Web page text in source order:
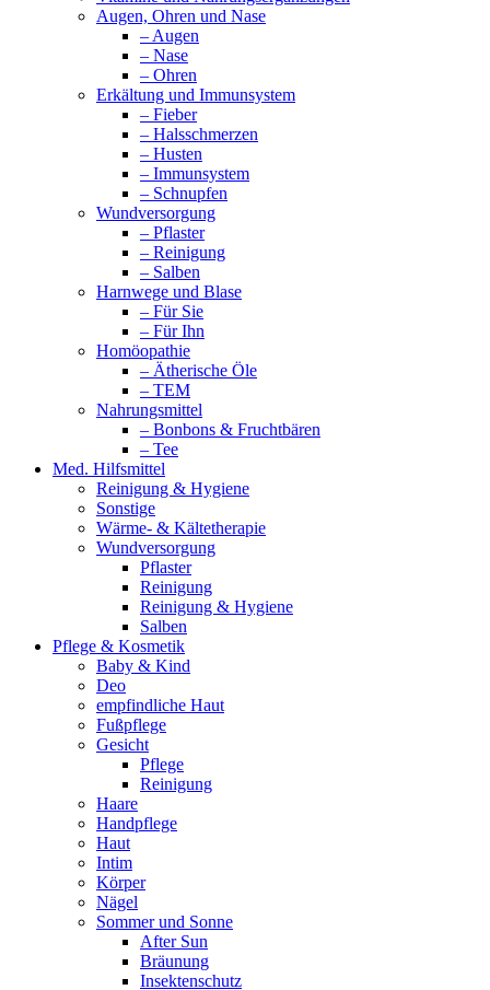
Augen, Ohren und Nase
– Augen
– Nase
– Ohren
Erkältung und Immunsystem
– Fieber
– Halsschmerzen
– Husten
– Immunsystem
– Schnupfen
Wundversorgung
– Pflaster
– Reinigung
– Salben
Harnwege und Blase
– Für Sie
– Für Ihn
Homöopathie
– Ätherische Öle
– TEM
Nahrungsmittel
– Bonbons & Fruchtbären
– Tee
Med. Hilfsmittel
Reinigung & Hygiene
Sonstige
Wärme- & Kältetherapie
Wundversorgung
Pflaster
Reinigung
Reinigung & Hygiene
Salben
Pflege & Kosmetik
Baby & Kind
Deo
empfindliche Haut
Fußpflege
Gesicht
Pflege
Reinigung
Haare
Handpflege
Haut
Intim
Körper
Nägel
Sommer und Sonne
After Sun
Bräunung
Insektenschutz